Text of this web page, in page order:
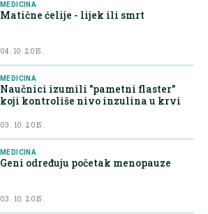
MEDICINA
Matične ćelije - lijek ili smrt
04. 10. 2015.
MEDICINA
Naučnici izumili "pametni flaster"
koji kontroliše nivo inzulina u krvi
03. 10. 2015.
MEDICINA
Geni određuju početak menopauze
03. 10. 2015.